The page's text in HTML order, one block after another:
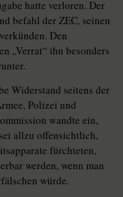
hatte verloren. Der
befahl der ZEC, seinen
Den
„Verrat“ ihn besonders
Widerstand seitens der
Polizei und
wandte ein,
allzu offensichtlich,
fürchteten,
werden, wenn man
würde.